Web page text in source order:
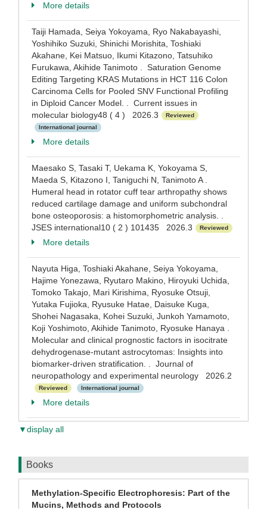
More details
Taiji Hamada, Seiya Yokoyama, Ryo Nakabayashi,
Yoshihiko Suzuki, Shinichi Morishita, Toshiaki
Akahane, Kei Matsuo, Ikumi Kitazono, Tatsuhiko
Furukawa, Akihide Tanimoto . Saturation Genome
Editing Targeting KRAS Mutations in HCT 116 Colon
Carcinoma Cells for Pooled SNV Functional Profiling
in Diploid Cancer Model. . Current issues in
molecular biology48 ( 4 ) 2026.3
Reviewed
International journal
More details
Maesako S, Tasaki T, Uekama K, Yokoyama S,
Maeda S, Kitazono I, Taniguchi N, Tanimoto A .
Humeral head in rotator cuff tear arthropathy shows
reduced cartilage damage and uniform subchondral
bone osteoporosis: a histomorphometric analysis. .
JSES international10 ( 2 ) 101435 2026.3
Reviewed
More details
Nayuta Higa, Toshiaki Akahane, Seiya Yokoyama,
Hajime Yonezawa, Ryutaro Makino, Hiroyuki Uchida,
Tomoko Takajo, Mari Kirishima, Ryosuke Otsuji,
Yutaka Fujioka, Ryusuke Hatae, Daisuke Kuga,
Shohei Nagasaka, Kohei Suzuki, Junkoh Yamamoto,
Koji Yoshimoto, Akihide Tanimoto, Ryosuke Hanaya .
Molecular and clinical prognostic factors in isocitrate
dehydrogenase-mutant astrocytomas: Insights into
biomarker-driven stratification. . Journal of
neuropathology and experimental neurology 2026.2
Reviewed International journal
More details
▼display all
Books
Methylation-Specific Electrophoresis: Part of the
Mucins, Methods and Protocols